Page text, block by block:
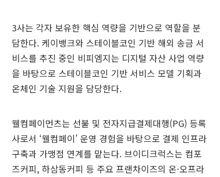
3사는 각자 보유한 핵심 역량을 기반으로 역할을 분
담한다. 케이뱅크와 스테이블코인 기반 해외 송금 서
비스를 추진 중인 비피엠지는 디지털 자산 사업 역량
을 바탕으로 스테이블코인 기반 서비스 모델 기획과
온체인 기술 지원을 담당한다.
웰컴페이먼츠는 선불 및 전자지급결제대행(PG) 등록
사로서 ‘웰컴페이’ 운영 경험을 바탕으로 결제 인프라
구축과 가맹점 연계를 맡는다. 브이디크럭스는 컴포
즈커피, 하삼동커피 등 주요 프랜차이즈의 온·오프라